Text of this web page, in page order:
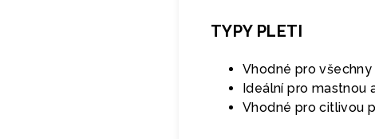
TYPY PLETI
Vhodné pro
Ideální pro mastnou
Vhodné pro citlivou